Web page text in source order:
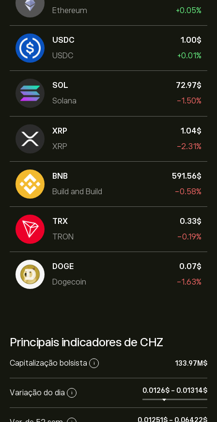
Ethereum
+0.05%
USDC
USDC
1.00‎$‎
+0.01%
SOL
Solana
72.97‎$‎
-1.50%
XRP
XRP
1.04‎$‎
-2.31%
BNB
Build and Build
591.56‎$‎
-0.58%
TRX
TRON
0.33‎$‎
-0.19%
DOGE
Dogecoin
0.07‎$‎
-1.63%
Principais indicadores de CHZ
Capitalização bolsista i 133.97M‎$‎
Variação do dia i 0.0126‎$‎ - 0.01314‎$‎
0.01251‎$‎ - 0.06422‎$‎